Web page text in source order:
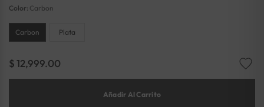
Color: Carbon
Carbon Plata
$ 12,999.00
Añadir Al Carrito